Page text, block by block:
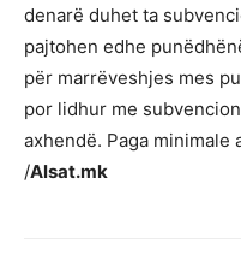
denarë duhet ta
pajtohen edhe
për marrëveshjes mes
por lidhur me
axhendë. Paga minimale
/Alsat.mk